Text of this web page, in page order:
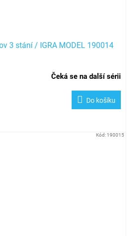
3 stání / IGRA MODEL 190014
Čeká se na další sérii
Do košíku
Kód: 190015